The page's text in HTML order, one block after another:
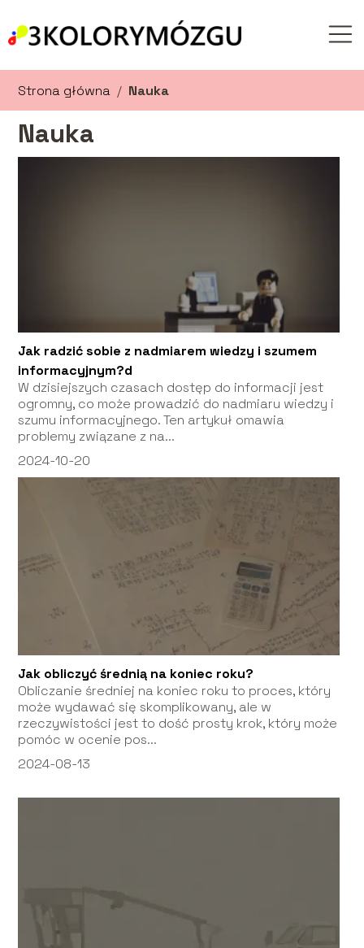
Strona główna / Nauka
Nauka
Jak radzić sobie z nadmiarem wiedzy i szumem
informacyjnym?d
W dzisiejszych czasach dostęp do informacji jest
ogromny, co może prowadzić do nadmiaru wiedzy i
szumu informacyjnego. Ten artykuł omawia
problemy związane z na...
2024-10-20
Jak obliczyć średnią na koniec roku?
Obliczanie średniej na koniec roku to proces, który
może wydawać się skomplikowany, ale w
rzeczywistości jest to dość prosty krok, który może
pomóc w ocenie pos...
2024-08-13